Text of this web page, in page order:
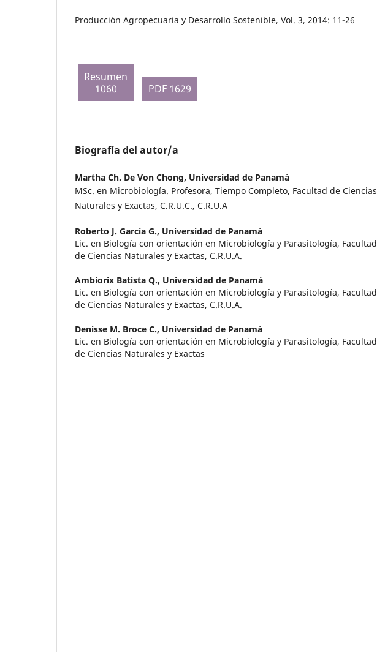
Producción Agropecuaria y Desarrollo Sostenible, Vol. 3, 2014: 11-26
Resumen
1060
PDF 1629
Biografía del autor/a
Martha Ch. De Von Chong, Universidad de Panamá
MSc. en Microbiología. Profesora, Tiempo Completo, Facultad de Ciencias
Naturales y Exactas, C.R.U.C., C.R.U.A
Roberto J. García G., Universidad de Panamá
Lic. en Biología con orientación en Microbiología y Parasitología, Facultad
de Ciencias Naturales y Exactas, C.R.U.A.
Ambiorix Batista Q., Universidad de Panamá
Lic. en Biología con orientación en Microbiología y Parasitología, Facultad
de Ciencias Naturales y Exactas, C.R.U.A.
Denisse M. Broce C., Universidad de Panamá
Lic. en Biología con orientación en Microbiología y Parasitología, Facultad
de Ciencias Naturales y Exactas